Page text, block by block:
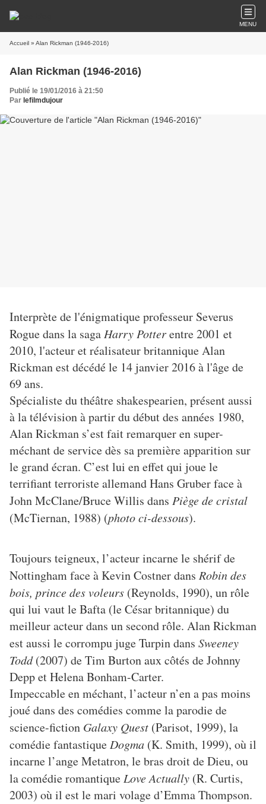
MENU
Accueil » Alan Rickman (1946-2016)
Alan Rickman (1946-2016)
Publié le 19/01/2016 à 21:50
Par lefilmdujour
Interprète de l'énigmatique professeur Severus
Rogue dans la saga Harry Potterentre 2001 et
2010, l'acteur et réalisateur britannique Alan
Rickman est décédé le 14 janvier 2016 à l'âge de
69 ans.
Spécialiste du théâtre shakespearien, présent aussi
à la télévision à partir du début des années 1980,
Alan Rickman s’est fait remarquer en super-
méchant de service dès sa première apparition sur
le grand écran. C’est lui en effet qui joue le
terrifiant terroriste allemand Hans Gruber face à
John McClane/Bruce Willis dans Piège de cristal
(McTiernan, 1988) (photo ci-dessous).
Toujours teigneux, l’acteur incarne le shérif de
Nottingham face à Kevin Costner dans Robin des
bois, prince des voleurs (Reynolds, 1990), un rôle
qui lui vaut le Bafta (le César britannique) du
meilleur acteur dans un second rôle. Alan Rickman
est aussi le corrompu juge Turpin dans Sweeney
Todd(2007) de Tim Burton aux côtés de Johnny
Depp et Helena Bonham-Carter.
Impeccable en méchant, l’acteur n’en a pas moins
joué dans des comédies comme la parodie de
science-fiction Galaxy Quest (Parisot, 1999), la
comédie fantastique Dogma (K. Smith, 1999), où il
incarne l’ange Metatron, le bras droit de Dieu, ou
la comédie romantique Love Actually (R. Curtis,
2003) où il est le mari volage d’Emma Thompson.